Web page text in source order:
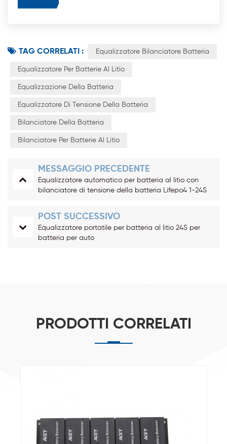
TAG CORRELATI : Equalizzatore Bilanciatore Batteria
Equalizzatore Per Batterie Al Litio
Equalizzazione Della Batteria
Equalizzatore Di Tensione Della Batteria
Bilanciatore Della Batteria
Bilanciatore Per Batterie Al Litio
MESSAGGIO PRECEDENTE
Equalizzatore automatico per batteria al litio con
bilanciatore di tensione della batteria Lifepo4 1-24S
POST SUCCESSIVO
Equalizzatore portatile per batteria al litio 24S per
batteria per auto
PRODOTTI CORRELATI